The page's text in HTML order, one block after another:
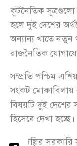
কূটনৈতিক সূত্রগুলো
হলে দুই দেশের
অন্যান্য খাতে নতুন
রাজনৈতিক
সম্প্রতি পশ্চিম
সংকট মোকাবিলায়
বিষয়টি দুই দেশের
হিসেবে দেখা হচ্ছে।
নয়াদিল্লির সরকারি